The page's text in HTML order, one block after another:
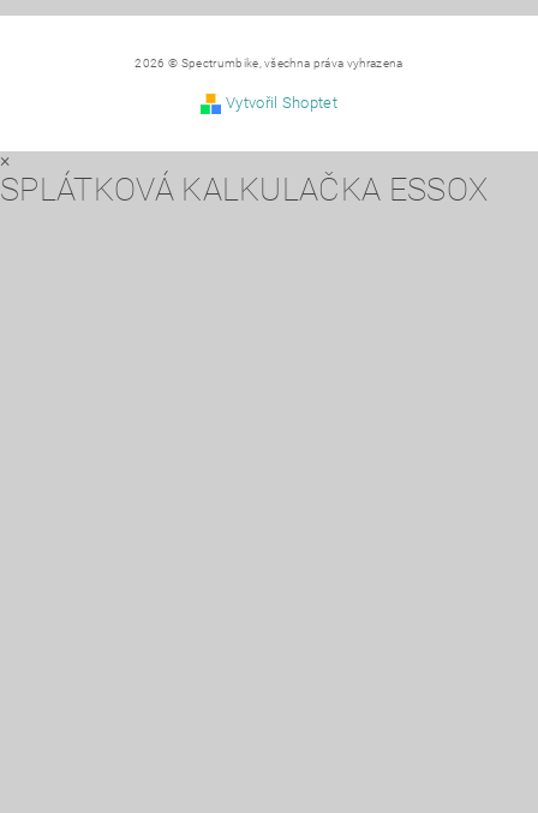
2026 © Spectrumbike, všechna práva vyhrazena
Vytvořil Shoptet
×
SPLÁTKOVÁ KALKULAČKA ESSOX